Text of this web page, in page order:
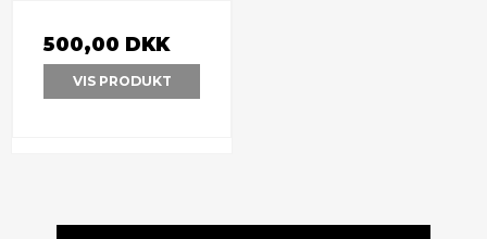
500,00 DKK
VIS PRODUKT